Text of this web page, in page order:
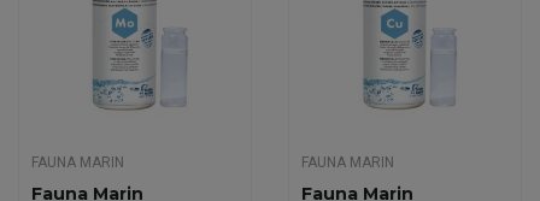
FAUNA MARIN
Fauna Marin
FAUNA MARIN
Fauna Marin